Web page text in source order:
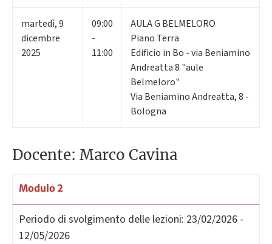
martedì,9
dicembre
2025
09:00
-
11:00
AULA G BELMELORO
Piano Terra
Edificio in Bo - via Beniamino
Andreatta 8 "aule
Belmeloro"
Via Beniamino Andreatta, 8 -
Bologna
Docente: Marco Cavina
Modulo 2
Periodo di svolgimento delle lezioni: 23/02/2026 -
12/05/2026